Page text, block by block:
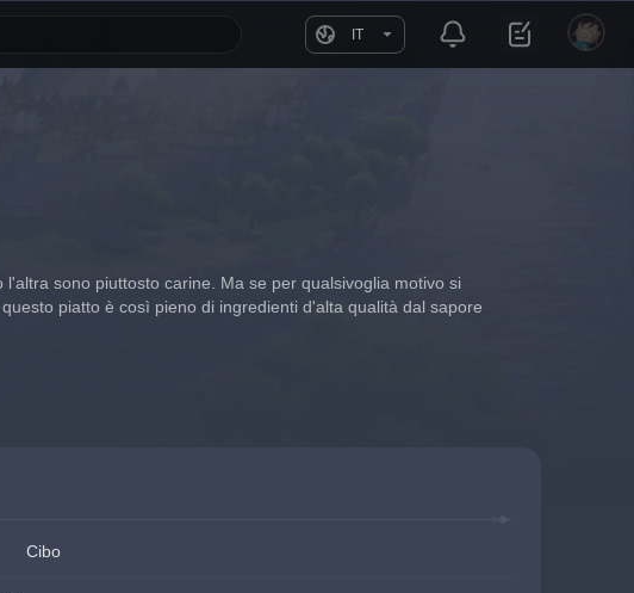
IT
sono piuttosto carine. Ma se per qualsivoglia motivo si
piatto è così pieno di ingredienti d'alta qualità dal sapore
Cibo